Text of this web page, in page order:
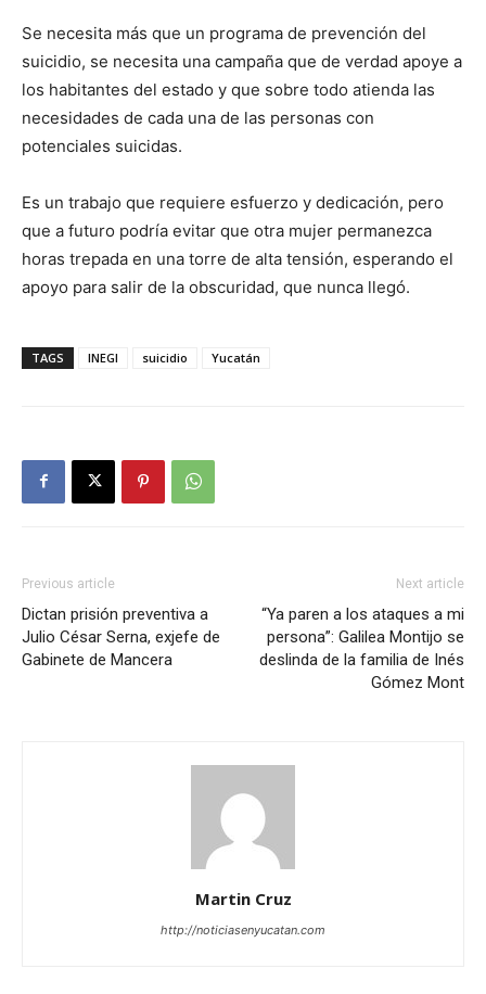
Se necesita más que un programa de prevención del
suicidio, se necesita una campaña que de verdad apoye a
los habitantes del estado y que sobre todo atienda las
necesidades de cada una de las personas con
potenciales suicidas.
Es un trabajo que requiere esfuerzo y dedicación, pero
que a futuro podría evitar que otra mujer permanezca
horas trepada en una torre de alta tensión, esperando el
apoyo para salir de la obscuridad, que nunca llegó.
TAGS INEGI suicidio Yucatán
Previous article
Dictan prisión preventiva a
Julio César Serna, exjefe de
Gabinete de Mancera
Next article
“Ya paren a los ataques a mi
persona”: Galilea Montijo se
deslinda de la familia de Inés
Gómez Mont
Martin Cruz
http://noticiasenyucatan.com